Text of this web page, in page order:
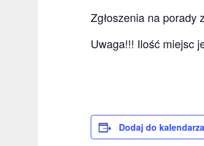
Zgłoszenia na porady
Uwaga!!! Ilość miejsc
Dodaj do kalendarza